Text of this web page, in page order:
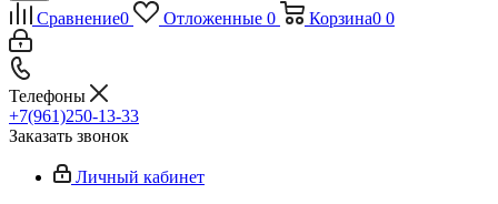
Сравнение0 Отложенные 0 Корзина0 0
Телефоны
+7(961)250-13-33
Заказать звонок
Личный кабинет